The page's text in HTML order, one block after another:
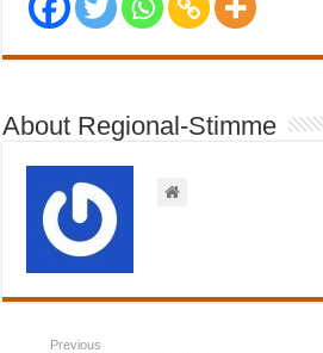
About Regional-Stimme
Previous